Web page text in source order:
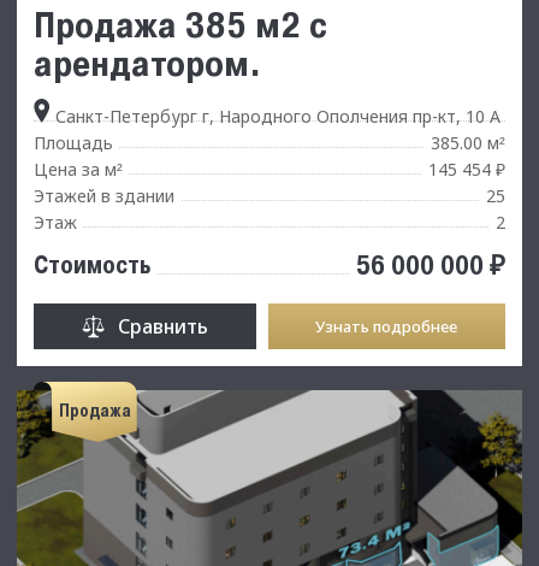
Продажа 385 м2 с
арендатором.
Санкт-Петербург г, Народного Ополчения пр-кт, 10 А
Площадь
385.00 м²
Цена за м²
145 454 ₽
Этажей в здании
25
Этаж
2
Стоимость 56 000 000 ₽
Сравнить Узнать подробнее
Продажа